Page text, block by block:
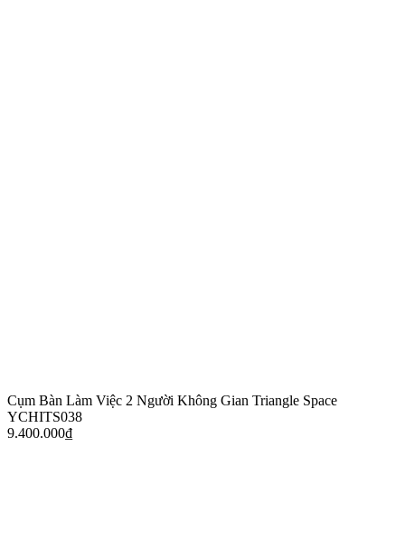
Cụm Bàn Làm Việc 2 Người Không Gian Triangle Space
YCHITS038
9.400.000₫